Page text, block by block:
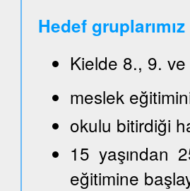
Hedef gruplarımız
Kielde 8., 9.
meslek
okulu bitirdiği
15 yaşından
eğitimine